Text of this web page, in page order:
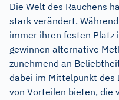
Die Welt des Rauchens
stark verändert.
immer ihren festen Platz
gewinnen alternative
zunehmend an
dabei im Mittelpunkt des
von Vorteilen bieten, die